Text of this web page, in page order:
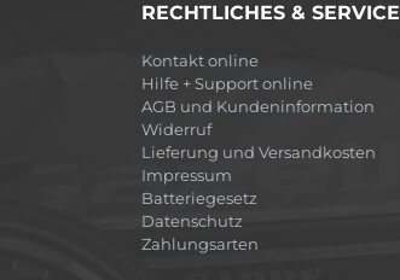
RECHTLICHES & SERVICE
Kontakt online
Hilfe + Support online
AGB und Kundeninformation
Widerruf
Lieferung und Versandkosten
Impressum
Batteriegesetz
Datenschutz
Zahlungsarten